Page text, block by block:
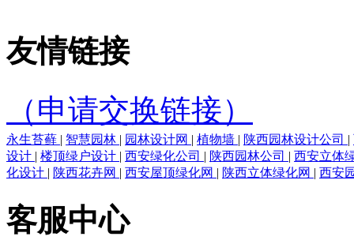
友情链接
（申请交换链接）
永生苔藓 | 智慧园林 | 园林设计网 | 植物墙 | 陕西园林设计公司 |
设计 | 楼顶绿户设计 | 西安绿化公司 | 陕西园林公司 | 西安立体
化设计 | 陕西花卉网 | 西安屋顶绿化网 | 陕西立体绿化网 | 西安
客服中心